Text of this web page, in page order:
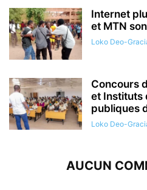
Internet
et MTN
Loko Deo-
Concours
et Instituts
publiques
Loko Deo-
AUCUN